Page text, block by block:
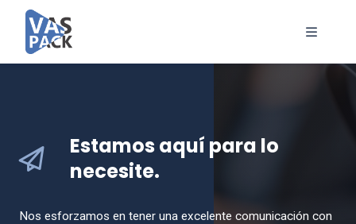
Estamos aquí para lo
necesite.
Nos esforzamos en tener una excelente comunicación con